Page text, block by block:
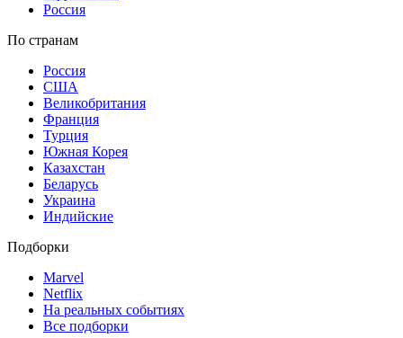
Россия
По странам
Россия
США
Великобритания
Франция
Турция
Южная Корея
Казахстан
Беларусь
Украина
Индийские
Подборки
Marvel
Netflix
На реальных событиях
Все подборки